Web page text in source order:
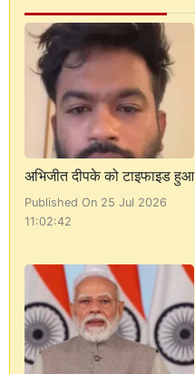
अभिजीत दीपके को टाइफाइड हुआ
Published On 25 Jul 2026
11:02:42